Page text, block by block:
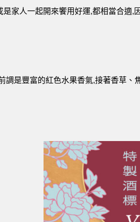
家人一起開來饗用好運,都相當合適
調是豐富的紅色水果香氣,接著香草